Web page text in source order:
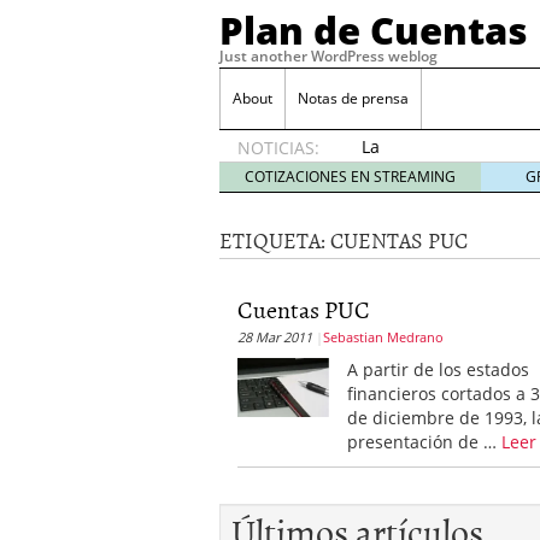
Plan de Cuentas
Just another WordPress weblog
About Notas de prensa
NOTICIAS:
La
elección
del
seguro
es tuya
17, 2015
Ventajas de las Tarjetas
Aportes de capital junio
¿Qué es el análisis
¿Quién debe firmar un
COTIZACIONES EN STREAMING
ETIQUETA:CUENTAS PUC
Cuentas PUC
28 Mar 2011 Sebastian Medrano
A partir de los estados
financieros cortados a
de diciembre de 1993,
presentación de … Leer